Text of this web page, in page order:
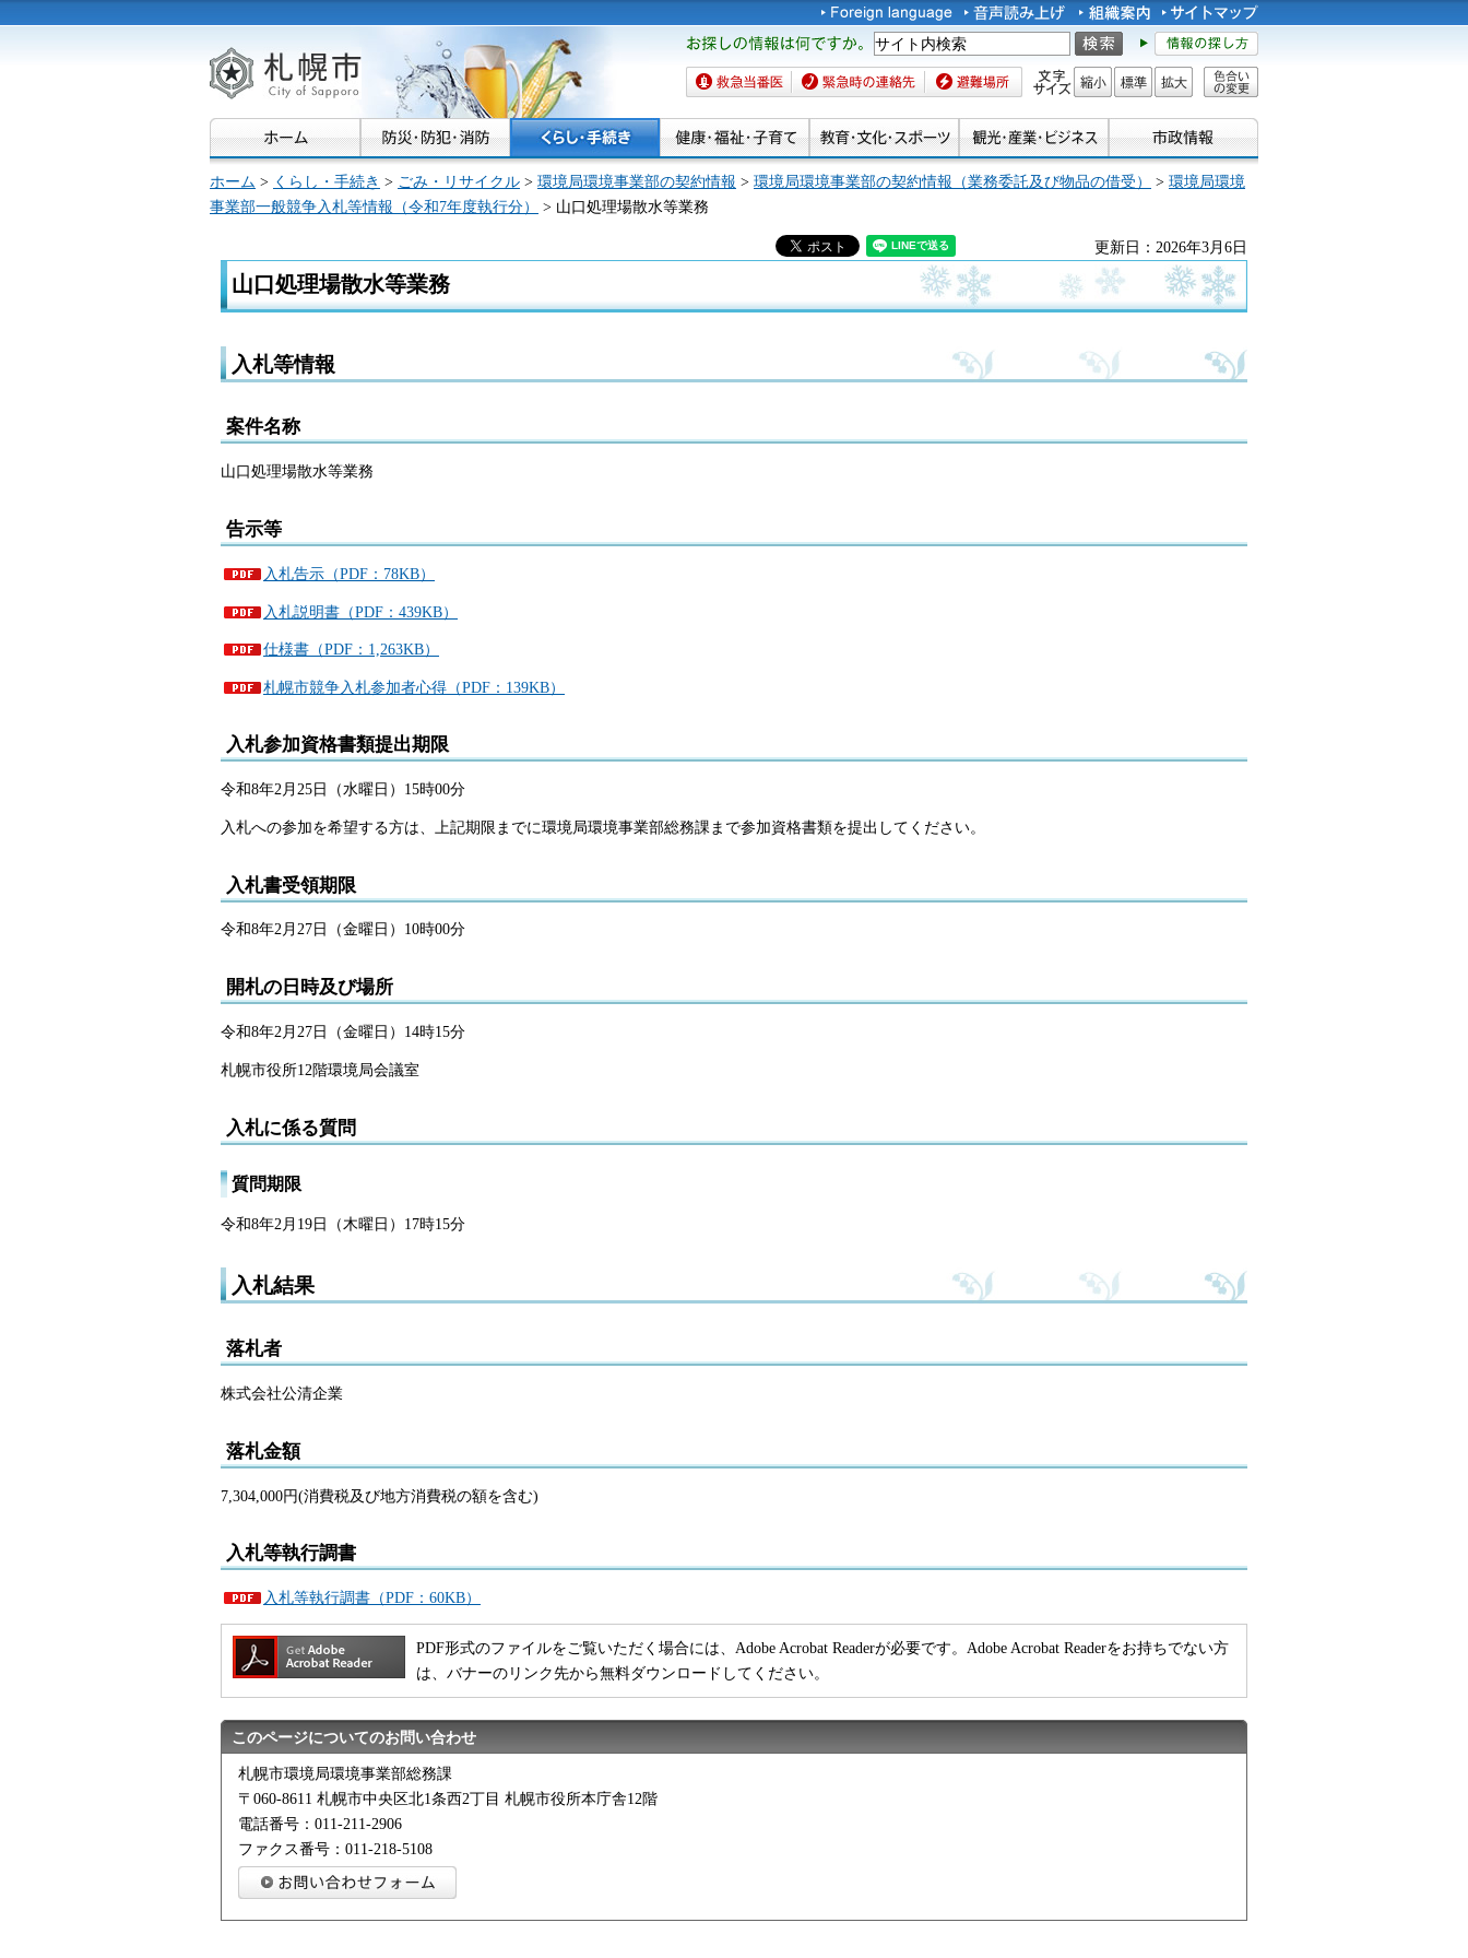
札幌市
お探しの情報は何です
か。
救急当番医 緊急時の連絡先 避難場所 文字サイズ
縮小 標準 拡大
色合い
ホーム > くらし・手続き > ごみ・リサイクル > 環境局環境事業部の契約情報 > 環境局環境事業部の契約情報（業務委託及び物品の借受） > 環境局環境
事業部一般競争入札等情報（令和7年度執行分）
> 山口処理場散水等業務
更新日：2026年3月6日
山口処理場散水等業務
入札等情報
案件名称
山口処理場散水等業務
告示等
入札告示（PDF：78KB）
入札説明書（PDF：439KB）
仕様書（PDF：1,263KB）
札幌市競争入札参加者心得（PDF：139KB）
入札参加資格書類提出期限
令和8年2月25日（水曜日）15時00分
入札への参加を希望する方は、上記期限までに環境局環境事業部総務課まで参加資格書類を提出してください。
入札書受領期限
令和8年2月27日（金曜日）10時00分
開札の日時及び場所
令和8年2月27日（金曜日）14時15分
札幌市役所12階環境局会議室
入札に係る質問
質問期限
令和8年2月19日（木曜日）17時15分
入札結果
落札者
株式会社公清企業
落札金額
7,304,000円(消費税及び地方消費税の額を含む)
入札等執行調書
入札等執行調書（PDF：60KB）
PDF形式のファイルをご覧いただく場合には、Adobe Acrobat Readerが必要です。Adobe Acrobat Readerをお持ちでない方
は、バナーのリンク先から無料ダウンロードしてください。
このページについてのお問い合わせ
札幌市環境局環境事業部総務課
〒060-8611 札幌市中央区北1条西2丁目 札幌市役所本庁舎12階
電話番号：011-211-2906
ファクス番号：011-218-5108